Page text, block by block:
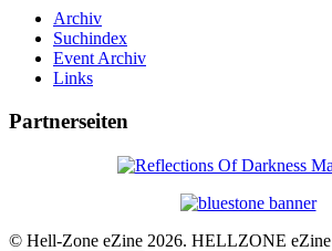
Archiv
Suchindex
Event Archiv
Links
Partnerseiten
© Hell-Zone eZine 2026. HELLZONE eZine